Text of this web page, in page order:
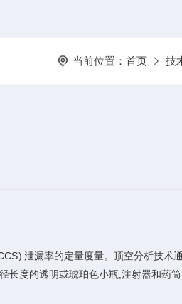
当前位置： 首页 技
泄漏率的定量度量。顶空分析技术
度的透明或琥珀色小瓶,注射器和药筒